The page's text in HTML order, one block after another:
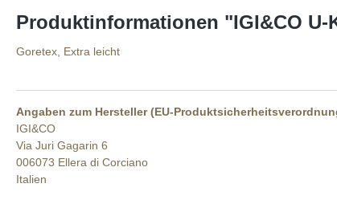
Produktinformationen "IGI&CO U-
Goretex, Extra leicht
Angaben zum Hersteller (EU-
IGI&CO
Via Juri Gagarin 6
006073 Ellera di Corciano
Italien